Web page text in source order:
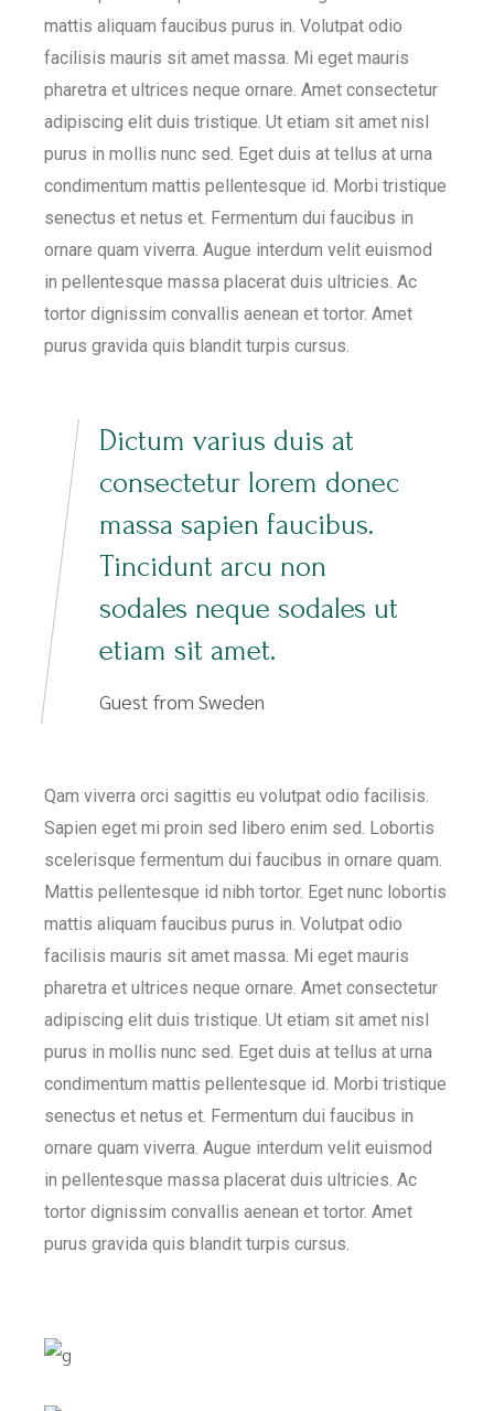
mattis aliquam faucibus purus in. Volutpat odio
facilisis mauris sit amet massa. Mi eget mauris
pharetra et ultrices neque ornare. Amet consectetur
adipiscing elit duis tristique. Ut etiam sit amet nisl
purus in mollis nunc sed. Eget duis at tellus at urna
condimentum mattis pellentesque id. Morbi tristique
senectus et netus et. Fermentum dui faucibus in
ornare quam viverra. Augue interdum velit euismod
in pellentesque massa placerat duis ultricies. Ac
tortor dignissim convallis aenean et tortor. Amet
purus gravida quis blandit turpis cursus.
Dictum varius duis at
consectetur lorem donec
massa sapien faucibus.
Tincidunt arcu non
sodales neque sodales ut
etiam sit amet.
Guest from Sweden
Qam viverra orci sagittis eu volutpat odio facilisis.
Sapien eget mi proin sed libero enim sed. Lobortis
scelerisque fermentum dui faucibus in ornare quam.
Mattis pellentesque id nibh tortor. Eget nunc lobortis
mattis aliquam faucibus purus in. Volutpat odio
facilisis mauris sit amet massa. Mi eget mauris
pharetra et ultrices neque ornare. Amet consectetur
adipiscing elit duis tristique. Ut etiam sit amet nisl
purus in mollis nunc sed. Eget duis at tellus at urna
condimentum mattis pellentesque id. Morbi tristique
senectus et netus et. Fermentum dui faucibus in
ornare quam viverra. Augue interdum velit euismod
in pellentesque massa placerat duis ultricies. Ac
tortor dignissim convallis aenean et tortor. Amet
purus gravida quis blandit turpis cursus.